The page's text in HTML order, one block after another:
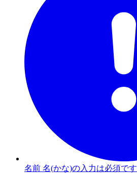
名前 名(かな)の入力は必須です